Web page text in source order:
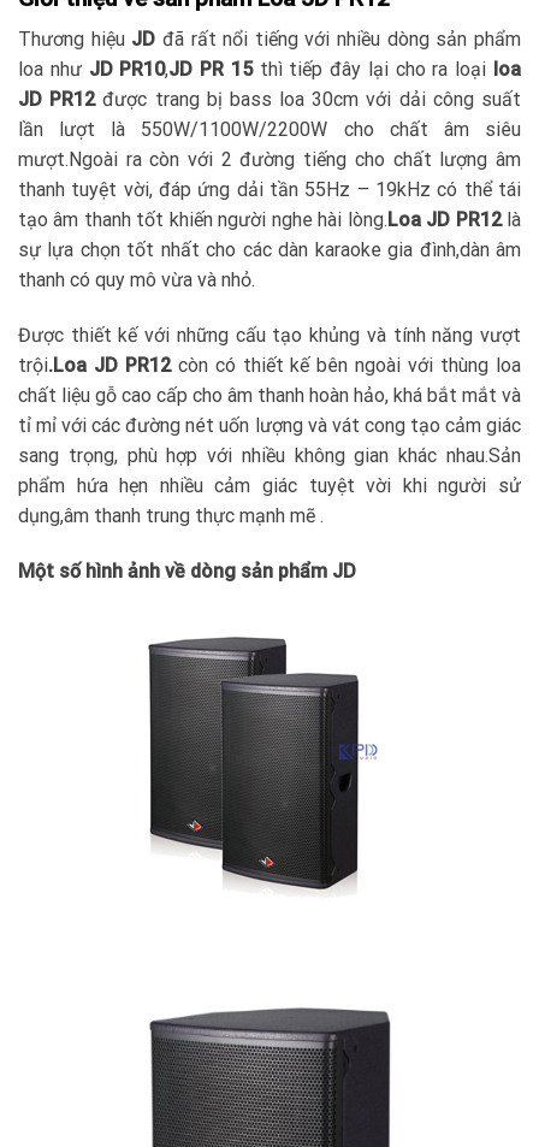
Thương hiệuJD đã rất nổi tiếng với nhiều dòng sản phẩm
loa như JD PR10,JD PR 15thì tiếp đây lại cho ra loại loa
JD PR12được trang bị bass loa 30cm với dải công suất
lần lượt là 550W/1100W/2200W cho chất âm siêu
mượt.Ngoài ra còn với 2 đường tiếng cho chất lượng âm
thanh tuyệt vời, đáp ứng dải tần 55Hz – 19kHz có thể tái
tạo âm thanh tốt khiến người nghe hài lòng. Loa JD PR12là
sự lựa chọn tốt nhất cho các dàn karaoke gia đình,dàn âm
thanh có quy mô vừa và nhỏ.
Được thiết kế với những cấu tạo khủng và tính năng vượt
trội.Loa JD PR12còn có thiết kế bên ngoài với thùng loa
chất liệu gỗ cao cấp cho âm thanh hoàn hảo, khá bắt mắt và
tỉ mỉ với các đường nét uốn lượng và vát cong tạo cảm giác
sang trọng, phù hợp với nhiều không gian khác nhau.Sản
phẩm hứa hẹn nhiều cảm giác tuyệt vời khi người sử
dụng,âm thanh trung thực mạnh mẽ .
Một số hình ảnh về dòng sản phẩm JD